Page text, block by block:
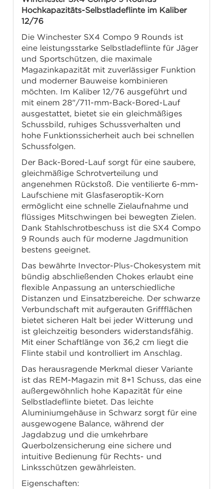
Hochkapazitäts-Selbstladeflinte im Kaliber
12/76
Die Winchester SX4 Compo 9 Rounds ist
eine leistungsstarke Selbstladeflinte für Jäger
und Sportschützen, die maximale
Magazinkapazität mit zuverlässiger Funktion
und moderner Bauweise kombinieren
möchten. Im Kaliber 12/76 ausgeführt und
mit einem 28"/711-mm-Back-Bored-Lauf
ausgestattet, bietet sie ein gleichmäßiges
Schussbild, ruhiges Schussverhalten und
hohe Funktionssicherheit auch bei schnellen
Schussfolgen.
Der Back-Bored-Lauf sorgt für eine saubere,
gleichmäßige Schrotverteilung und
angenehmen Rückstoß. Die ventilierte 6-mm-
Laufschiene mit Glasfaseroptik-Korn
ermöglicht eine schnelle Zielaufnahme und
flüssiges Mitschwingen bei bewegten Zielen.
Dank Stahlschrotbeschuss ist die SX4 Compo
9 Rounds auch für moderne Jagdmunition
bestens geeignet.
Das bewährte Invector-Plus-Chokesystem mit
bündig abschließenden Chokes erlaubt eine
flexible Anpassung an unterschiedliche
Distanzen und Einsatzbereiche. Der schwarze
Verbundschaft mit aufgerauten Griffflächen
bietet sicheren Halt bei jeder Witterung und
ist gleichzeitig besonders widerstandsfähig.
Mit einer Schaftlänge von 36,2 cm liegt die
Flinte stabil und kontrolliert im Anschlag.
Das herausragende Merkmal dieser Variante
ist das REM-Magazin mit 8+1 Schuss, das eine
außergewöhnlich hohe Kapazität für eine
Selbstladeflinte bietet. Das leichte
Aluminiumgehäuse in Schwarz sorgt für eine
ausgewogene Balance, während der
Jagdabzug und die umkehrbare
Querbolzensicherung eine sichere und
intuitive Bedienung für Rechts- und
Linksschützen gewährleisten.
Eigenschaften: